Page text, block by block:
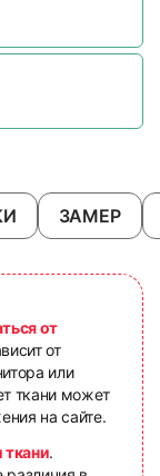
ЗАМЕР
от
от
или
ткани может
на сайте.
.